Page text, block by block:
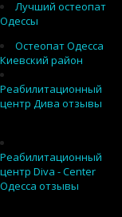
Лучший остеопат
Одессы
Остеопат Одесса
Киевский район
Реабилитационный
центр Дива отзывы
Реабилитационный
центр Diva - Center
Одесса отзывы